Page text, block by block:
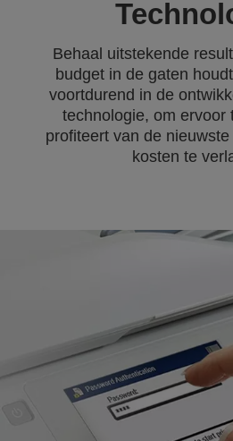
Behaal uitstekende
budget in de gaten
voortdurend in de
technologie, om ervoor
profiteert van de
kosten te